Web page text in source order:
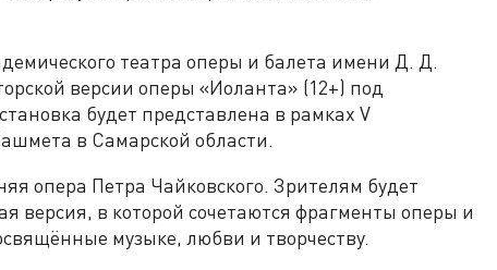
театра оперы и балета имени Д. Д.
версии оперы «Иоланта» (12+) под
будет представлена в рамках V
в Самарской области.
опера Петра Чайковского. Зрителям будет
версия, в которой сочетаются фрагменты оперы и
музыке, любви и творчеству.